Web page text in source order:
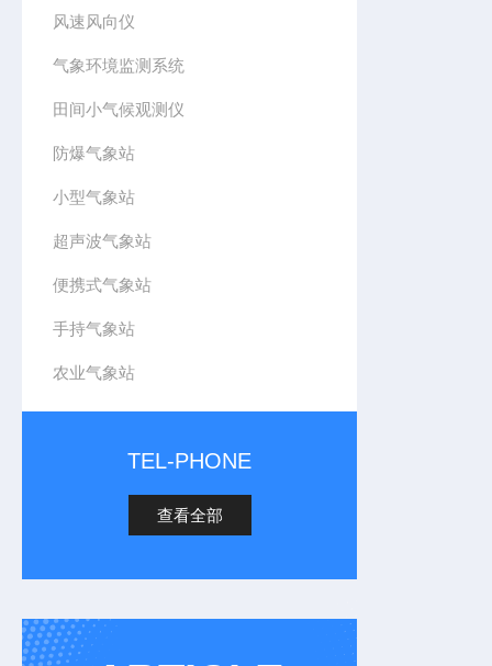
风速风向仪
气象环境监测系统
田间小气候观测仪
防爆气象站
小型气象站
超声波气象站
便携式气象站
手持气象站
农业气象站
TEL-PHONE
查看全部